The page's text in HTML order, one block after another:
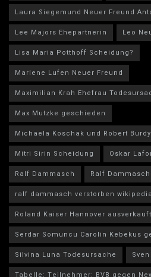
Laura Siegemund Neuer Freund
Lee Majors Ehepartnerin
Leo
Lisa Maria Potthoff Scheidung?
Marlene Lufen Neuer Freund
Maximilian Krah Ehefrau
Max Mutzke geschieden
Michaela Koschak und Robert
Mitri Sirin Scheidung
Oskar
Ralf Dammasch
Ralf
ralf dammasch verstorben wikipedia
Roland Kaiser Hannover ausverkauft
Serdar Somuncu Carolin Kebekus
Silvina Luna Todesursache
Tabelle: Teilnehmer: BVB gegen